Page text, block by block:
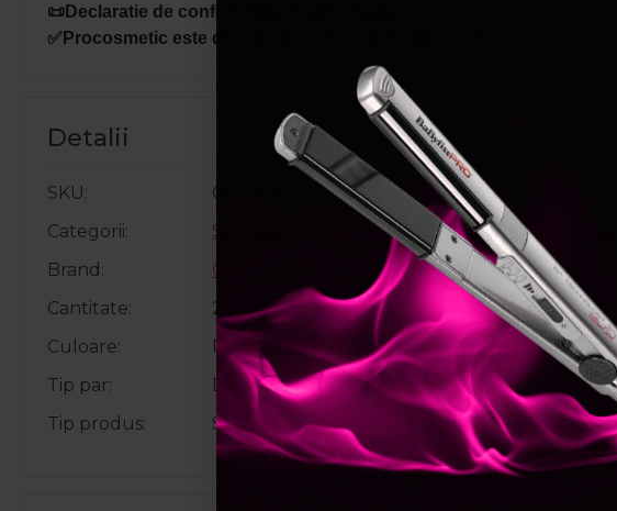
📜Declaratie de conformitate ProCosmetic.
✅Procosmetic este distribuitor autorizat
Detalii
SKU
CC002423
Categorii
Sampoane Par vopsit,Rutina pentru par vopsit
Brand
Crazy Color
Cantitate
250ml
Culoare
Roz
Tip par
Decolorat, Vopsit
Tip produs
Sampon nuantator